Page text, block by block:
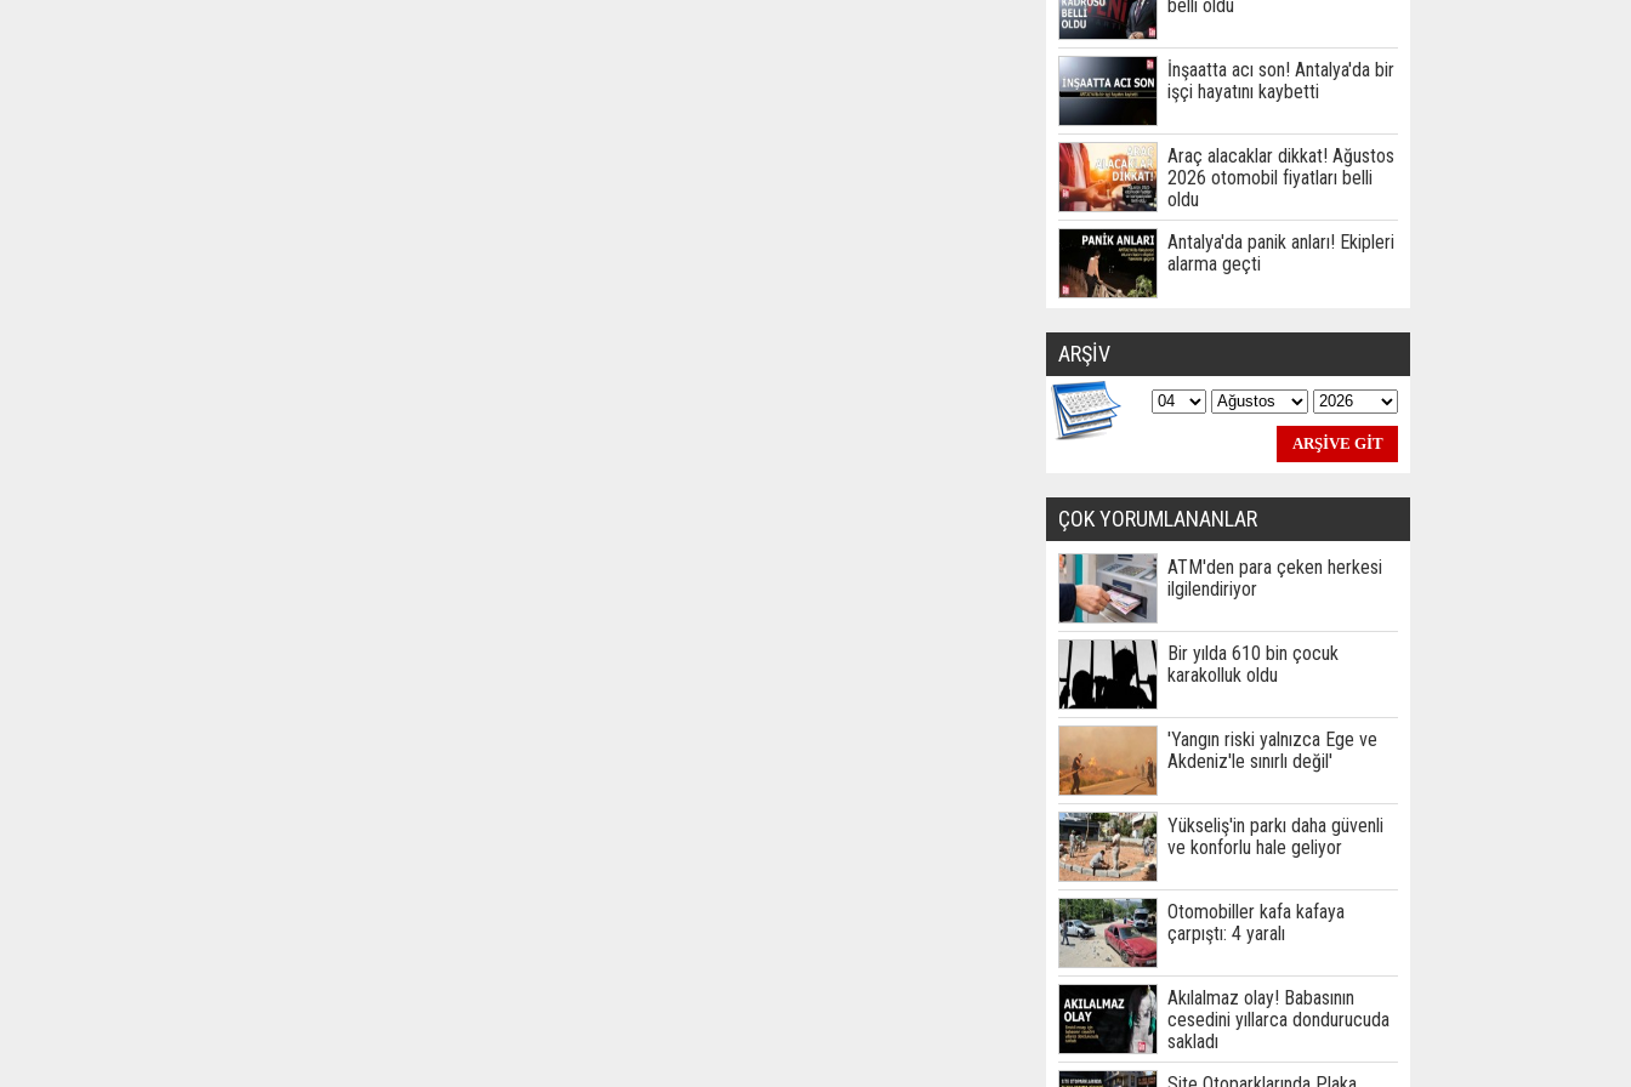
belli oldu
İnşaatta acı son! Antalya'da bir
işçi hayatını kaybetti
Araç alacaklar dikkat! Ağustos
2026 otomobil fiyatları belli
oldu
Antalya'da panik anları! Ekipleri
alarma geçti
ARŞİV
ÇOK YORUMLANANLAR
ATM'den para çeken herkesi
ilgilendiriyor
Bir yılda 610 bin çocuk
karakolluk oldu
'Yangın riski yalnızca Ege ve
Akdeniz'le sınırlı değil'
Yükseliş'in parkı daha güvenli
ve konforlu hale geliyor
Otomobiller kafa kafaya
çarpıştı: 4 yaralı
Akılalmaz olay! Babasının
cesedini yıllarca dondurucuda
sakladı